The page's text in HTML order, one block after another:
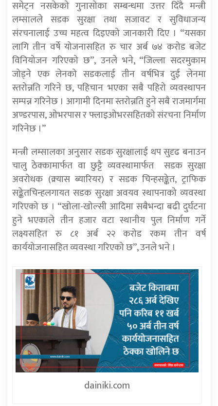
समेट्न नसकेको गुनासोका सम्बन्धमा उत्तर दिँदै मन्त्री
लम्सालले सडक सुरक्षा तथा सजावट र सुविधाजन्य
संरचनालाई उच्च महत्व दिइएको जानकारी दिए । “यसका
लागि तीन वर्षे योजनासहित रु चार अर्ब ७४ करोड बजेट
विनियोजन गरिएको छ”, उनले भने, “जिल्ला सदरमुकाम
जोड्ने एक लेनको सडकलाई तीन वर्षभित्र दुई लेनमा
स्तरोन्नति गरिने छ, पहिचान भएका सबै पहिरो व्यवस्थापन
सम्पन्न गरिनेछ । आगामी दिनमा स्तरोन्नति हुने सबै राजमार्गमा
अण्डरपास, ओभरपास र फ्लाइओभरसहितको संरचना निर्माण
गरिनेछ ।”
मन्त्री लम्सालका अनुसार सडक सुरक्षालाई थप सुदृढ बनाउन
चालु ठेक्कामार्फत वा छुट्टै व्यवस्थामार्फत सडक सुरक्षा
अवरोधक (क्र्यास ब्यारियर) र सडक चिन्हसङ्केत, ट्राफिक
सङ्केतचिन्हलगायत सडक सुरक्षा अवयव स्थापनाको व्यवस्था
गरिएको छ । “खोला-खोल्सी आदिमा सबैभन्दा बढी दुर्घटना
हुने भएकाले तीन हजार वटा स्थानीय पुल निर्माण गर्ने
लक्ष्यसहित रु ८१ अर्ब २२ करोड रकम तीन वर्ष
कार्ययोजनासहित व्यवस्था गरिएको छ”, उनले भने ।
dainiki.com